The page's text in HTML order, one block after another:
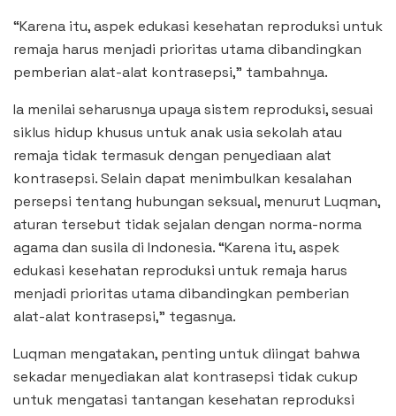
“Karena itu, aspek edukasi kesehatan reproduksi untuk
remaja harus menjadi prioritas utama dibandingkan
pemberian alat-alat kontrasepsi,” tambahnya.
Ia menilai seharusnya upaya sistem reproduksi, sesuai
siklus hidup khusus untuk anak usia sekolah atau
remaja tidak termasuk dengan penyediaan alat
kontrasepsi. Selain dapat menimbulkan kesalahan
persepsi tentang hubungan seksual, menurut Luqman,
aturan tersebut tidak sejalan dengan norma-norma
agama dan susila di Indonesia. “Karena itu, aspek
edukasi kesehatan reproduksi untuk remaja harus
menjadi prioritas utama dibandingkan pemberian
alat-alat kontrasepsi,” tegasnya.
Luqman mengatakan, penting untuk diingat bahwa
sekadar menyediakan alat kontrasepsi tidak cukup
untuk mengatasi tantangan kesehatan reproduksi